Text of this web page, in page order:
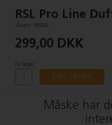
RSL Pro Line
Varenr. RB900
299,00 DKK
På lager
LÆG I KURV
Måske har